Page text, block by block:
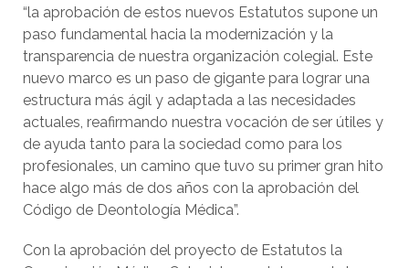
“la aprobación de estos nuevos Estatutos supone un
paso fundamental hacia la modernización y la
transparencia de nuestra organización colegial. Este
nuevo marco es un paso de gigante para lograr una
estructura más ágil y adaptada a las necesidades
actuales, reafirmando nuestra vocación de ser útiles y
de ayuda tanto para la sociedad como para los
profesionales, un camino que tuvo su primer gran hito
hace algo más de dos años con la aprobación del
Código de Deontología Médica”.
Con la aprobación del proyecto de Estatutos la